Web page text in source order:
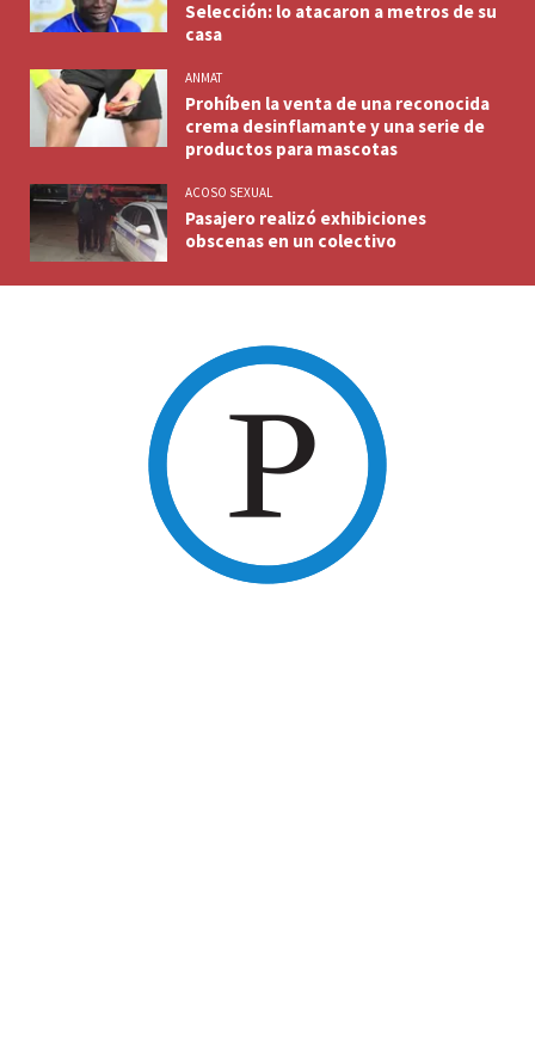
Selección: lo atacaron a metros de su
casa
ANMAT
Prohíben la venta de una reconocida
crema desinflamante y una serie de
productos para mascotas
ACOSO SEXUAL
Pasajero realizó exhibiciones
obscenas en un colectivo